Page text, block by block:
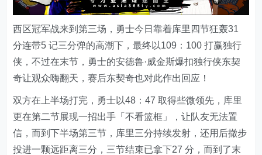
西区冠军战来到第三场，勇士今日靠着库里四节狂轰31
分连带5 记三分弹的高潮下，最终以109：100 打赢独行
侠，不过在末节，勇士的安德鲁·威金斯爆扣独行侠东契
奇让观众嗨翻天，赛后东契奇也对此作出回应！
双方在上半场打完，勇士以48：47 取得些微领先，库里
更在第二节展现一招出手「不看篮框」，让队友无法置
信，而到下半场第三节，库里三分持续发射，还用后撤步
投进一颗远距离三分，三节结束已拿下27 分，而到了末